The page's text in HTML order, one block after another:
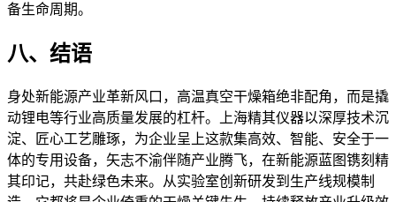
备生命周期。
八、结语
身处新能源产业革新风口，高温真空干燥箱绝非配角，而是撬
动锂电等行业高质量发展的杠杆。上海精其仪器以深厚技术沉
淀、匠心工艺雕琢，为企业呈上这款集高效、智能、安全于一
体的专用设备，矢志不渝伴随产业腾飞，在新能源蓝图镌刻精
其印记，共赴绿色未来。从实验室创新研发到生产线规模制